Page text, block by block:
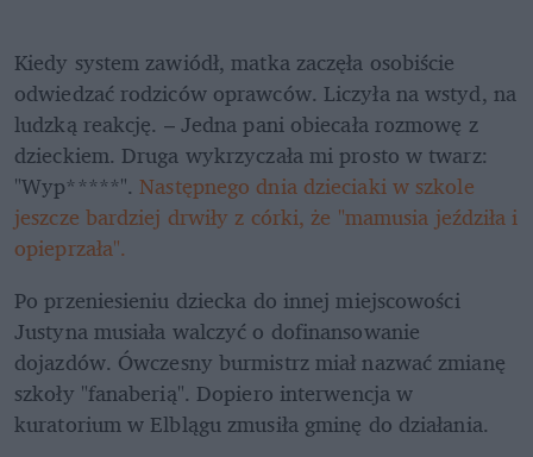
Kiedy system zawiódł, matka zaczęła osobiście
odwiedzać rodziców oprawców. Liczyła na wstyd, na
ludzką reakcję. – Jedna pani obiecała rozmowę z
dzieckiem. Druga wykrzyczała mi prosto w twarz:
"Wyp*****". Następnego dnia dzieciaki w szkole
jeszcze bardziej drwiły z córki, że "mamusia jeździła i
opieprzała".
Po przeniesieniu dziecka do innej miejscowości
Justyna musiała walczyć o dofinansowanie
dojazdów. Ówczesny burmistrz miał nazwać zmianę
szkoły "fanaberią". Dopiero interwencja w
kuratorium w Elblągu zmusiła gminę do działania.